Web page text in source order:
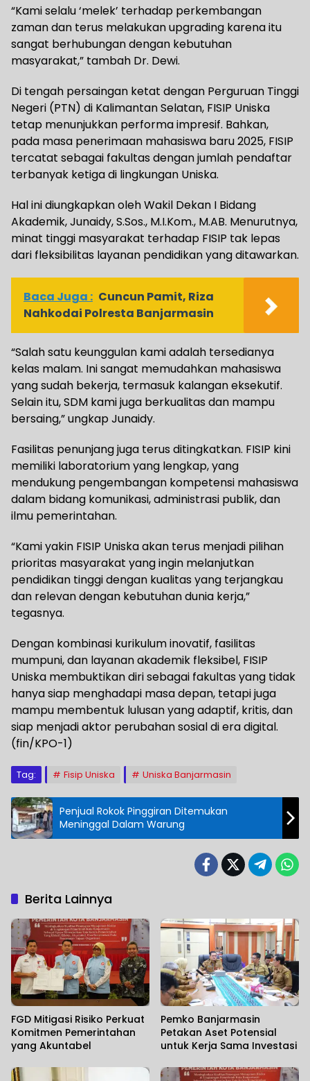
“Kami selalu ‘melek’ terhadap perkembangan
zaman dan terus melakukan upgrading karena itu
sangat berhubungan dengan kebutuhan
masyarakat,” tambah Dr. Dewi.
Di tengah persaingan ketat dengan Perguruan Tinggi
Negeri (PTN) di Kalimantan Selatan, FISIP Uniska
tetap menunjukkan performa impresif. Bahkan,
pada masa penerimaan mahasiswa baru 2025, FISIP
tercatat sebagai fakultas dengan jumlah pendaftar
terbanyak ketiga di lingkungan Uniska.
Hal ini diungkapkan oleh Wakil Dekan I Bidang
Akademik, Junaidy, S.Sos., M.I.Kom., M.AB. Menurutnya,
minat tinggi masyarakat terhadap FISIP tak lepas
dari fleksibilitas layanan pendidikan yang ditawarkan.
Baca Juga : Cuncun Pamit, Riza
Nahkodai Polresta Banjarmasin
“Salah satu keunggulan kami adalah tersedianya
kelas malam. Ini sangat memudahkan mahasiswa
yang sudah bekerja, termasuk kalangan eksekutif.
Selain itu, SDM kami juga berkualitas dan mampu
bersaing,” ungkap Junaidy.
Fasilitas penunjang juga terus ditingkatkan. FISIP kini
memiliki laboratorium yang lengkap, yang
mendukung pengembangan kompetensi mahasiswa
dalam bidang komunikasi, administrasi publik, dan
ilmu pemerintahan.
“Kami yakin FISIP Uniska akan terus menjadi pilihan
prioritas masyarakat yang ingin melanjutkan
pendidikan tinggi dengan kualitas yang terjangkau
dan relevan dengan kebutuhan dunia kerja,”
tegasnya.
Dengan kombinasi kurikulum inovatif, fasilitas
mumpuni, dan layanan akademik fleksibel, FISIP
Uniska membuktikan diri sebagai fakultas yang tidak
hanya siap menghadapi masa depan, tetapi juga
mampu membentuk lulusan yang adaptif, kritis, dan
siap menjadi aktor perubahan sosial di era digital.
(fin/KPO-1)
Tag: Fisip Uniska Uniska Banjarmasin
Penjual Rokok Pinggiran Ditemukan
Meninggal Dalam Warung
Berita Lainnya
FGD Mitigasi Risiko Perkuat
Komitmen Pemerintahan
yang Akuntabel
Pemko Banjarmasin
Petakan Aset Potensial
untuk Kerja Sama Investasi